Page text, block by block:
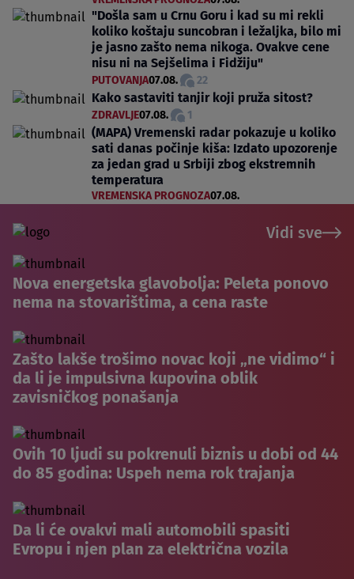
"Došla sam u Crnu Goru i kad su mi rekli
koliko koštaju suncobran i ležaljka, bilo mi
je jasno zašto nema nikoga. Ovakve cene
nisu ni na Sejšelima i Fidžiju"
PUTOVANJA07.08. 22
Kako sastaviti tanjir koji pruža sitost?
ZDRAVLJE07.08. 1
(MAPA) Vremenski radar pokazuje u koliko
sati danas počinje kiša: Izdato upozorenje
za jedan grad u Srbiji zbog ekstremnih
temperatura
VREMENSKA PROGNOZA07.08.
Vidi sve
Nova energetska glavobolja: Peleta ponovo
nema na stovarištima, a cena raste
Zašto lakše trošimo novac koji „ne vidimo“ i
da li je impulsivna kupovina oblik
zavisničkog ponašanja
Ovih 10 ljudi su pokrenuli biznis u dobi od 44
do 85 godina: Uspeh nema rok trajanja
Da li će ovakvi mali automobili spasiti
Evropu i njen plan za električna vozila